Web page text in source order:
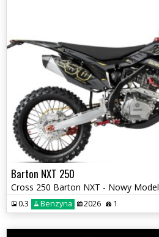
Barton NXT 250
Cross 250 Barton NXT - Nowy Model
0.3 Benzyna 2026 1